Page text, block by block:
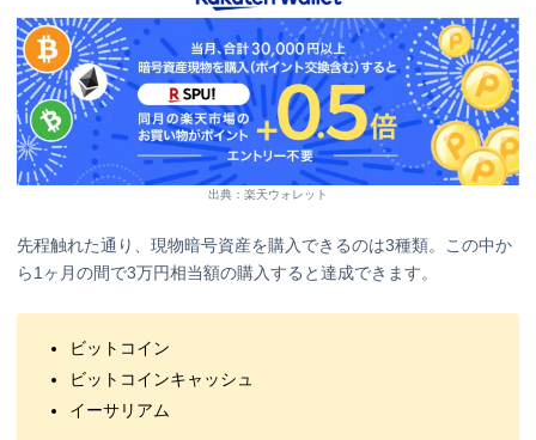
出典：楽天ウォレット
先程触れた通り、現物暗号資産を購入できるのは3種類。この中か
ら1ヶ月の間で3万円相当額の購入すると達成できます。
ビットコイン
ビットコインキャッシュ
イーサリアム